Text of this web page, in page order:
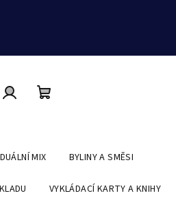
košík
MIX BYLINY A SMĚSI
VYKLÁDACÍ KARTY A KNIHY